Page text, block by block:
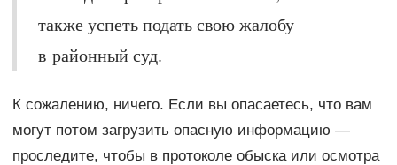
также успеть подать свою жалобу
в районный суд.
К сожалению, ничего. Если вы опасаетесь, что вам
могут потом загрузить опасную информацию —
проследите, чтобы в протоколе обыска или осмотра